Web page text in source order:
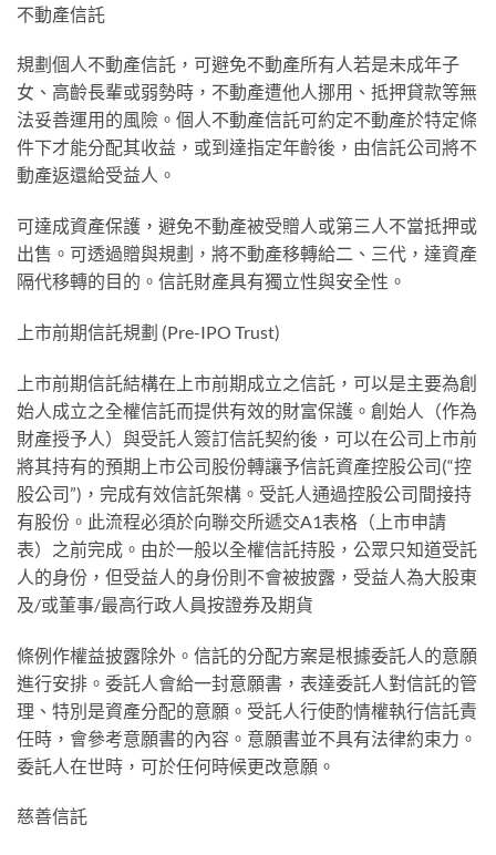
不動產信託
規劃個⼈不動產信託，可避免不動產所有⼈若是未成年⼦
⼥、⾼齡⻑輩或弱勢時，不動產遭他⼈挪⽤、抵押貸款等無
法妥善運⽤的⾵險。個⼈不動產信託可約定不動產於特定條
件下才能分配其收益，或到達指定年齡後，由信託公司將不
動產返還給受益⼈。
可達成資產保護，避免不動產被受贈⼈或第三⼈不當抵押或
出售。可透過贈與規劃，將不動產移轉給⼆、三代，達資產
隔代移轉的⽬的。信託財產具有獨⽴性與安全性。
上市前期信託規劃 (Pre-IPO Trust)
上市前期信託結構在上市前期成⽴之信託，可以是主要為創
始⼈成⽴之全權信託⽽提供有效的財富保護。創始⼈（作為
財產授予⼈）與受託⼈簽訂信託契約後，可以在公司上市前
將其持有的預期上市公司股份轉讓予信託資產控股公司(“控
股公司”)，完成有效信託架構。受託⼈通過控股公司間接持
有股份。此流程必須於向聯交所遞交A1表格（上市申請
表）之前完成。由於⼀般以全權信託持股，公眾只知道受託
⼈的⾝份，但受益⼈的⾝份則不會被披露，受益⼈為⼤股東
及/或董事/最⾼⾏政⼈員按證券及期貨
條例作權益披露除外。信託的分配⽅案是根據委託⼈的意願
進⾏安排。委託⼈會給⼀封意願書，表達委託⼈對信託的管
理、特別是資產分配的意願。受託⼈⾏使酌情權執⾏信託責
任時，會參考意願書的內容。意願書並不具有法律約束⼒。
委託⼈在世時，可於任何時候更改意願。
慈善信託